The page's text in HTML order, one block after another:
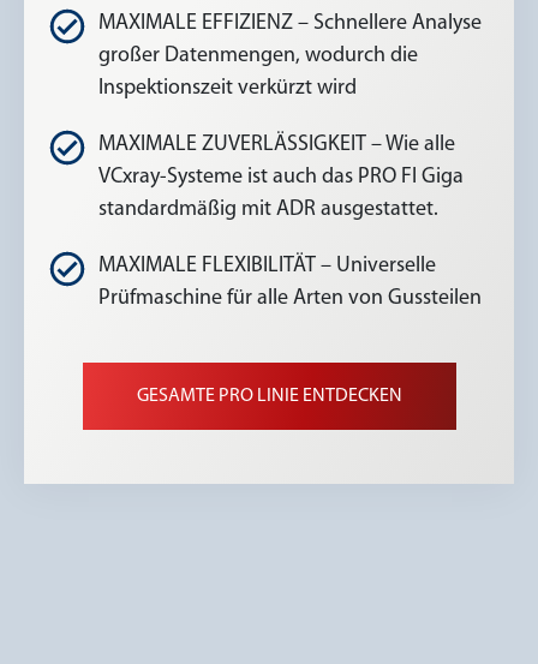
MAXIMALE EFFIZIENZ – Schnellere Analyse
großer Datenmengen, wodurch die
Inspektionszeit verkürzt wird
MAXIMALE ZUVERLÄSSIGKEIT – Wie alle
VCxray-Systeme ist auch das PRO FI Giga
standardmäßig mit ADR ausgestattet.
MAXIMALE FLEXIBILITÄT – Universelle
Prüfmaschine für alle Arten von Gussteilen
GESAMTE PRO LINIE ENTDECKEN